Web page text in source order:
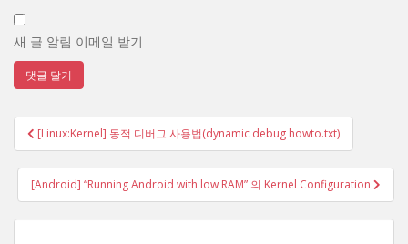
새 글 알림 이메일 받기
글
탐
색
[Linux:Kernel] 동적 디버그 사용법(dynamic debug howto.txt)
[Android] “Running Android with low RAM” 의 Kernel Configuration